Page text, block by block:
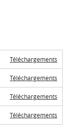
Téléchargements
Téléchargements
Téléchargements
Téléchargements